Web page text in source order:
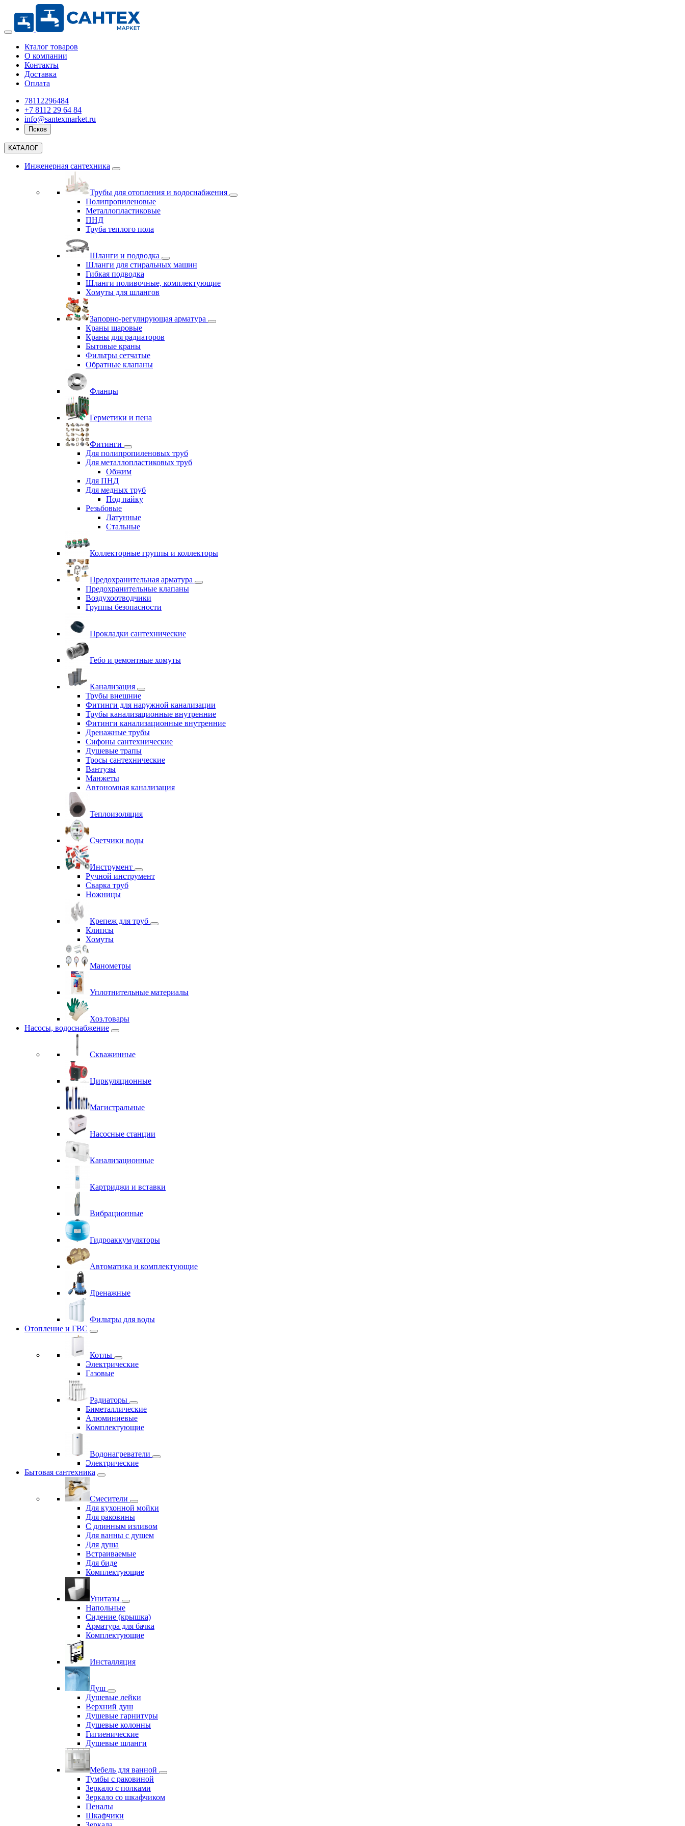
Кталог товаров
О компании
Контакты
Доставка
Оплата
78112296484
+7 8112 29 64 84
info@santexmarket.ru
Псков
КАТАЛОГ
Инженерная сантехника
Трубы для отопления и водоснабжения
Полипропиленовые
Металлопластиковые
ПНД
Труба теплого пола
Шланги и подводка
Шланги для стиральных машин
Гибкая подводка
Шланги поливочные, комплектующие
Хомуты для шлангов
Запорно-регулирующая арматура
Краны шаровые
Краны для радиаторов
Бытовые краны
Фильтры сетчатые
Обратные клапаны
Фланцы
Герметики и пена
Фитинги
Для полипропиленовых труб
Для металлопластиковых труб
Обжим
Для ПНД
Для медных труб
Под пайку
Резьбовые
Латунные
Cтальные
Коллекторные группы и коллекторы
Предохранительная арматура
Предохранительные клапаны
Воздухоотводчики
Группы безопасности
Прокладки сантехнические
Гебо и ремонтные хомуты
Канализация
Трубы внешние
Фитинги для наружной канализации
Трубы канализационные внутренние
Фитинги канализационные внутренние
Дренажные трубы
Сифоны сантехнические
Душевые трапы
Тросы сантехнические
Вантузы
Манжеты
Автономная канализация
Теплоизоляция
Счетчики воды
Инструмент
Ручной инструмент
Сварка труб
Ножницы
Крепеж для труб
Клипсы
Хомуты
Манометры
Уплотнительные материалы
Хоз.товары
Насосы, водоснабжение
Скважинные
Циркуляционные
Магистральные
Насосные станции
Канализационные
Картриджи и вставки
Вибрационные
Гидроаккумуляторы
Автоматика и комплектующие
Дренажные
Фильтры для воды
Отопление и ГВС
Котлы
Электрические
Газовые
Радиаторы
Биметаллические
Алюминиевые
Комплектующие
Водонагреватели
Электрические
Бытовая сантехника
Смесители
Для кухонной мойки
Для раковины
С длинным изливом
Для ванны с душем
Для душа
Встраиваемые
Для биде
Комплектующие
Унитазы
Напольные
Сидение (крышка)
Арматура для бачка
Комплектующие
Инсталляция
Душ
Душевые лейки
Верхний душ
Душевые гарнитуры
Душевые колонны
Гигиенические
Душевые шланги
Мебель для ванной
Тумбы с раковиной
Зеркало с полками
Зеркало со шкафчиком
Пеналы
Шкафчики